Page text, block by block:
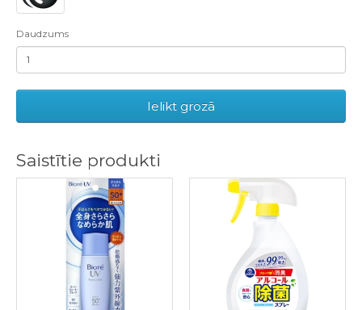
Daudzums
Ielikt grozā
Saistītie produkti